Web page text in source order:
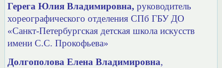
Герега Юлия Владимировна,руководитель
хореографического отделения СПб ГБУ ДО
«Санкт-Петербургская детская школа искусств
имени С.С. Прокофьева»
Долгополова Елена Владимировна,